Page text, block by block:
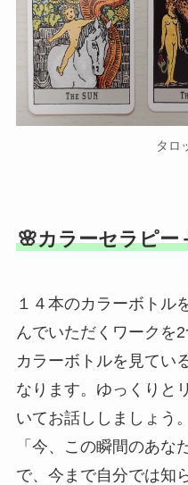
タロ
🌸カラーセラピー
１４本のカラーボトル
んでいただくワークを2
カラーボトルを見てい
なります。ゆっくりと
いてお話ししましょう。
「今、この瞬間のあな
で、今まで自分では知